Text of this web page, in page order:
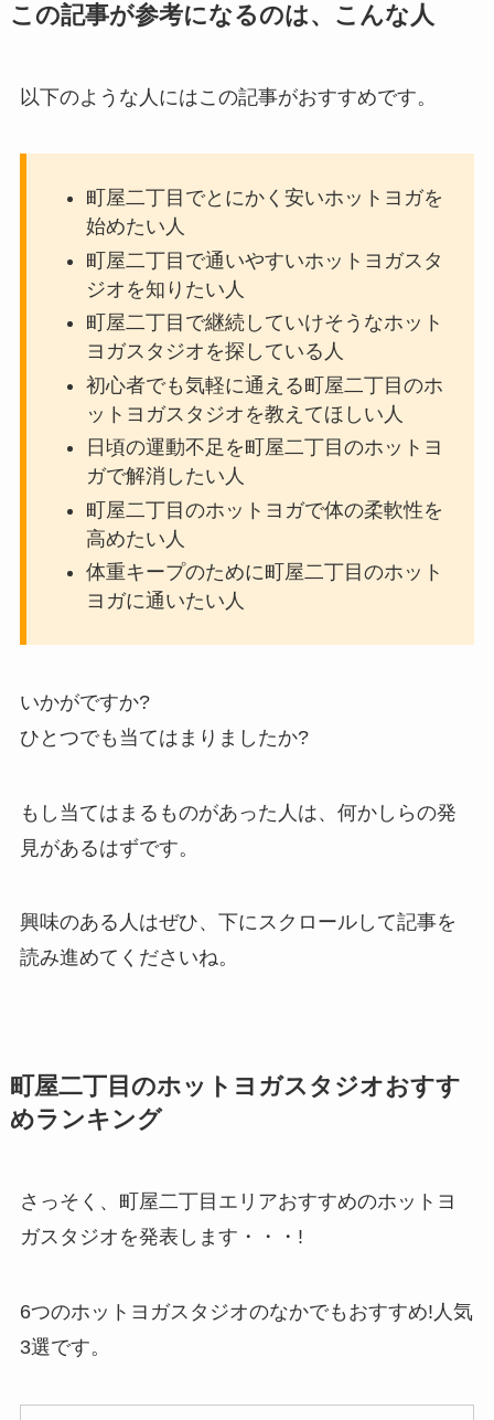
この記事が参考になるのは、こんな人
以下のような人にはこの記事がおすすめです。
町屋二丁目でとにかく安いホットヨガを
始めたい人
町屋二丁目で通いやすいホットヨガスタ
ジオを知りたい人
町屋二丁目で継続していけそうなホット
ヨガスタジオを探している人
初心者でも気軽に通える町屋二丁目のホ
ットヨガスタジオを教えてほしい人
日頃の運動不足を町屋二丁目のホットヨ
ガで解消したい人
町屋二丁目のホットヨガで体の柔軟性を
高めたい人
体重キープのために町屋二丁目のホット
ヨガに通いたい人
いかがですか?
ひとつでも当てはまりましたか?
もし当てはまるものがあった人は、何かしらの発
見があるはずです。
興味のある人はぜひ、下にスクロールして記事を
読み進めてくださいね。
町屋二丁目のホットヨガスタジオおすす
めランキング
さっそく、町屋二丁目エリアおすすめのホットヨ
ガスタジオを発表します・・・!
6つのホットヨガスタジオのなかでもおすすめ!人気
3選です。